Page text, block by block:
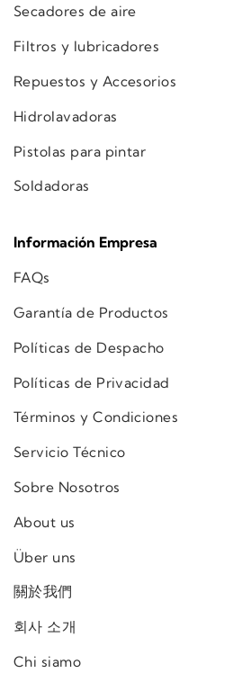
Secadores de aire
Filtros y lubricadores
Repuestos y Accesorios
Hidrolavadoras
Pistolas para pintar
Soldadoras
Información Empresa
FAQs
Garantía de Productos
Políticas de Despacho
Políticas de Privacidad
Términos y Condiciones
Servicio Técnico
Sobre Nosotros
About us
Über uns
關於我們
회사 소개
Chi siamo